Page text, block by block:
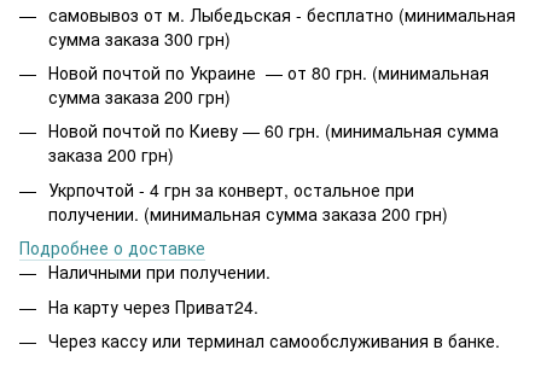
самовывоз от м. Лыбедьская - бесплатно (минимальная
сумма заказа 300 грн)
Новой почтой по Украине — от 80 грн. (минимальная
сумма заказа 200 грн)
Новой почтой по Киеву — 60 грн. (минимальная сумма
заказа 200 грн)
Укрпочтой - 4 грн за конверт, остальное при
получении. (минимальная сумма заказа 200 грн)
Подробнее о доставке
Наличными при получении.
На карту через Приват24.
Через кассу или терминал самообслуживания в банке.